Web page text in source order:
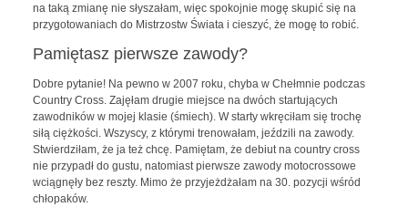
na taką zmianę nie słyszałam, więc spokojnie mogę skupić się na
przygotowaniach do Mistrzostw Świata i cieszyć, że mogę to robić.
Pamiętasz pierwsze zawody?
Dobre pytanie! Na pewno w 2007 roku, chyba w Chełmnie podczas
Country Cross. Zajęłam drugie miejsce na dwóch startujących
zawodników w mojej klasie (śmiech). W starty wkręciłam się trochę
siłą ciężkości. Wszyscy, z którymi trenowałam, jeździli na zawody.
Stwierdziłam, że ja też chcę. Pamiętam, że debiut na country cross
nie przypadł do gustu, natomiast pierwsze zawody motocrossowe
wciągnęły bez reszty. Mimo że przyjeżdżałam na 30. pozycji wśród
chłopaków.